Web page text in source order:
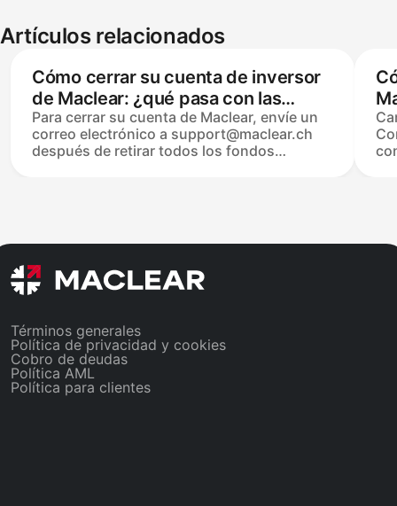
Artículos relacionados
Cómo cerrar su cuenta de inversor
de Maclear: ¿qué pasa con las
inversiones activas?
Para cerrar su cuenta de Maclear, envíe un
correo electrónico a support@maclear.ch
después de retirar todos los fondos
eliminación, y las cuentas cerradas pueden
reactivarse dentro de ese período.
Términos generales
Política de privacidad y cookies
Cobro de deudas
Política AML
Política para clientes